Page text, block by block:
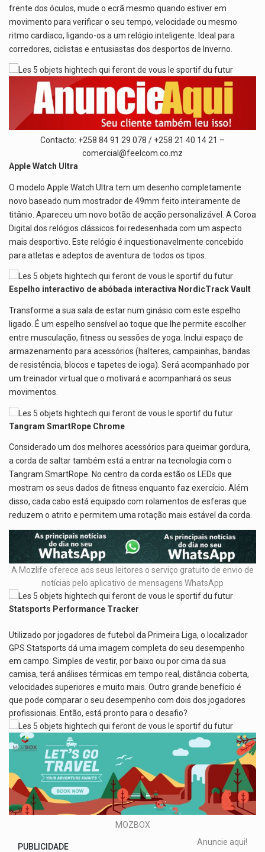
frente dos óculos, mude o ecrã mesmo quando estiver em
movimento para verificar o seu tempo, velocidade ou mesmo
ritmo cardíaco, ligando-os a um relógio inteligente. Ideal para
corredores, ciclistas e entusiastas dos desportos de Inverno.
Contacto: +258 84 91 29 078 / +258 21 40 14 21 –
comercial@feelcom.co.mz
Apple Watch Ultra
O modelo Apple Watch Ultra tem um desenho completamente
novo baseado num mostrador de 49mm feito inteiramente de
titânio. Apareceu um novo botão de acção personalizável. A Coroa
Digital dos relógios clássicos foi redesenhada com um aspecto
mais desportivo. Este relógio é inquestionavelmente concebido
para atletas e adeptos de aventura de todos os tipos.
Espelho interactivo de abóbada interactiva NordicTrack Vault
Transforme a sua sala de estar num ginásio com este espelho
ligado. É um espelho sensível ao toque que lhe permite escolher
entre musculação, fitness ou sessões de yoga. Inclui espaço de
armazenamento para acessórios (halteres, campainhas, bandas
de resistência, blocos e tapetes de ioga). Será acompanhado por
um treinador virtual que o motivará e acompanhará os seus
movimentos.
Tangram SmartRope Chrome
Considerado um dos melhores acessórios para queimar gordura,
a corda de saltar também está a entrar na tecnologia com o
Tangram SmartRope. No centro da corda estão os LEDs que
mostram os seus dados de fitness enquanto faz exercício. Além
disso, cada cabo está equipado com rolamentos de esferas que
reduzem o atrito e permitem uma rotação mais estável da corda.
A Mozlife oferece aos seus leitores o serviço gratuito de envio de
notícias pelo aplicativo de mensagens WhatsApp
Statsports Performance Tracker
Utilizado por jogadores de futebol da Primeira Liga, o localizador
GPS Statsports dá uma imagem completa do seu desempenho
em campo. Simples de vestir, por baixo ou por cima da sua
camisa, terá análises térmicas em tempo real, distância coberta,
velocidades superiores e muito mais. Outro grande benefício é
que pode comparar o seu desempenho com dois dos jogadores
profissionais. Então, está pronto para o desafio?
MOZBOX
PUBLICIDADE Anuncie aqui!